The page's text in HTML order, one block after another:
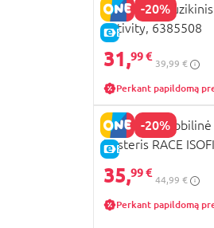
-20%
E-KAINA
PLAYGRO
Activity, 6385508
31,99 €
39,99 €
Perkant papildomą
-20%
E-KAINA
MILLI
busteris RACE
grey+light grey,
35,99 €
44,99 €
Perkant papildomą